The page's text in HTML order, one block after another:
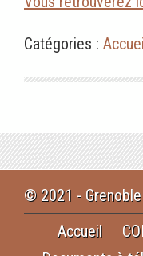
Catégories :
© 2021 -
Accueil